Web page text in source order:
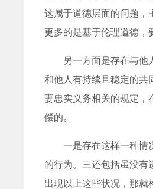
这属于道德层面的问题，
更多的是基于伦理道德，
另一方面是存在与他
和他人有持续且稳定的共
妻忠实义务相关的规定，
偿的。
一是存在这样一种情
的行为。三还包括虽没有
出现以上这些状况，那就